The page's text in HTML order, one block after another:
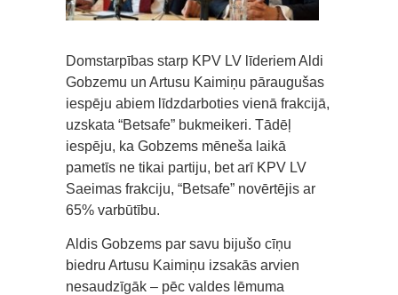
Domstarpības starp KPV LV līderiem Aldi
Gobzemu un Artusu Kaimiņu pāraugušas
iespēju abiem līdzdarboties vienā frakcijā,
uzskata “Betsafe” bukmeikeri. Tādēļ
iespēju, ka Gobzems mēneša laikā
pametīs ne tikai partiju, bet arī KPV LV
Saeimas frakciju, “Betsafe” novērtējis ar
65% varbūtību.
Aldis Gobzems par savu bijušo cīņu
biedru Artusu Kaimiņu izsakās arvien
nesaudzīgāk – pēc valdes lēmuma